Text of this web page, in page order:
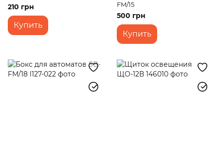
210 грн
Купить
FM/15
500 грн
Купить